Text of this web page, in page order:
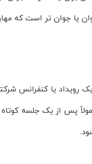
یا جوان تر است که
رویداد یا کنفرانس
پس از یک جلسه کوتاه